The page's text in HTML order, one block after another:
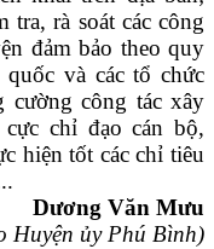
rà soát các công
đảm bảo theo quy
và các tổ chức
cường công tác xây
chỉ đạo cán bộ,
hiện tốt các chỉ tiêu
Văn Mưu
Huyện ủy Phú Bình)